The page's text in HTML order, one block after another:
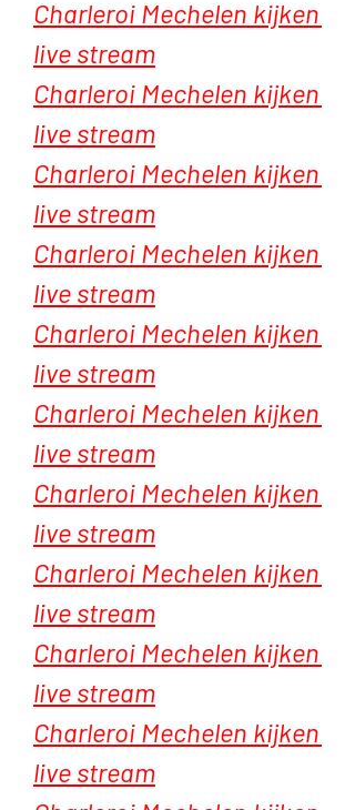
Charleroi Mechelen kijken
live stream
Charleroi Mechelen kijken
live stream
Charleroi Mechelen kijken
live stream
Charleroi Mechelen kijken
live stream
Charleroi Mechelen kijken
live stream
Charleroi Mechelen kijken
live stream
Charleroi Mechelen kijken
live stream
Charleroi Mechelen kijken
live stream
Charleroi Mechelen kijken
live stream
Charleroi Mechelen kijken
live stream